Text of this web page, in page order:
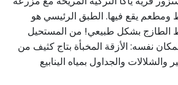
يقع فيها. الطبق الرئيسي هو
الطازج بشكل طبيعي! من المستحيل
نفسه: الأزقة المخبأة بتاج كثيف من
والشلالات والجداول بمياه الينابيع